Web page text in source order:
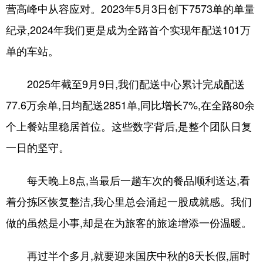
营高峰中从容应对。2023年5月3日创下7573单的单量
纪录,2024年我们更是成为全路首个实现年配送101万
单的车站。
2025年截至9月9日,我们配送中心累计完成配送
77.6万余单,日均配送2851单,同比增长7%,在全路80余
个上餐站里稳居首位。这些数字背后,是整个团队日复
一日的坚守。
每天晚上8点,当最后一趟车次的餐品顺利送达,看
着分拣区恢复整洁,我心里总会涌起一股成就感。我们
做的虽然是小事,却是在为旅客的旅途增添一份温暖。
再过半个多月,就要迎来国庆中秋的8天长假,届时